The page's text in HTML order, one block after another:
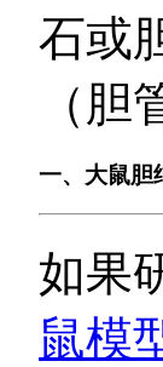
石或
（
一、大鼠胆
如果
鼠模